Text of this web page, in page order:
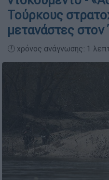
Τούρκους
μετανάστες
🕛 χρόνος ανάγνωσης: 1